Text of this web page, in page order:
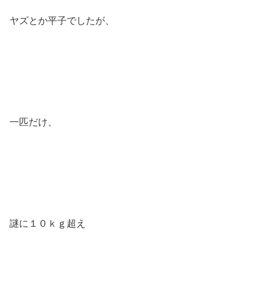
ヤズとか平子でしたが、
一匹だけ、
謎に１０ｋｇ超え